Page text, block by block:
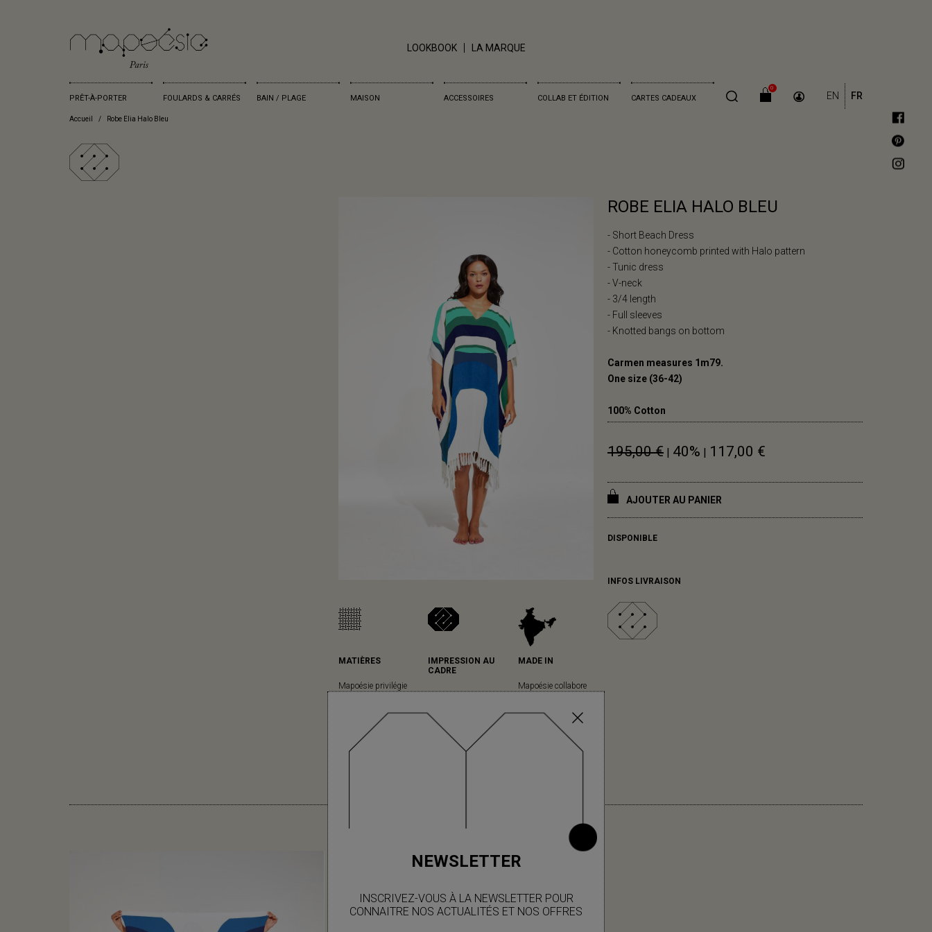
LOOKBOOK LA MARQUE
PRÊT-À-PORTER FOULARDS & CARRÉS BAIN / PLAGE MAISON ACCESSOIRES COLLAB ET ÉDITION CARTES CADEAUX
0
EN FR
NEWSLETTER
INSCRIVEZ-VOUS À LA NEWSLETTER POUR
CONNAITRE NOS ACTUALITÉS ET NOS OFFRES
Accueil Robe Elia Halo Bleu
MATIÈRES
Mapoésie privilégie
naturelles dans
l’ensemble de ses
collections... (en
savoir plus)
IMPRESSION AU
CADRE
Mapoésie a fait le
ancestrale pour sa
grande qualité
d’impression et son
MADE IN
Mapoésie collabore
locaux indiens, dans
lesquels nous avons
le plaisir d’aller
ROBE ELIA HALO BLEU
- Short Beach Dress
- Cotton honeycomb printed with Halo pattern
- Tunic dress
- V-neck
- 3/4 length
- Full sleeves
- Knotted bangs on bottom
Carmen measures 1m79.
One size (36-42)
100% Cotton
195,00 €| 40% | 117,00 €
AJOUTER AU PANIER
DISPONIBLE
INFOS LIVRAISON